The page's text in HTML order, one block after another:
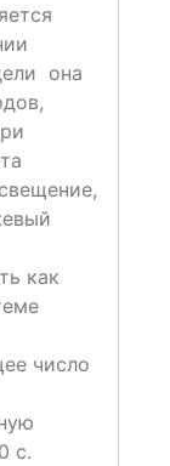
она
как
число
с.